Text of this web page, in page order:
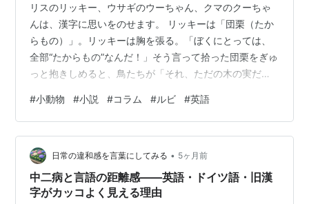
リスのリッキー、ウサギのウーちゃん、クマのクーちゃ
んは、漢字に思いをのせます。 リッキーは「団栗（たか
らもの）」。リッキーは胸を張る。「ぼくにとっては、
全部“たからもの”なんだ！」そう言って拾った団栗をぎゅ
っと抱きしめると、鳥たちが「それ、ただの木の実だ
「見る人が変われば、価値も変わるのさ！」 ウーちゃん
は「足跡（みちしるべ）」。「わたしの足跡は、みんな
を導く道なの！」。警戒心が強く、耳を澄ませて危険を
察知しながら先頭を跳ねていくウーちゃんが雪原に残す
一歩一歩の「足跡」は、後ろからついてくる小さな仲間
たちが迷わずに進むための安全な「みちしるべ」…
#小動物 #小説 #コラム #ルビ #英語
日常の違和感を言葉にしてみる • 5ヶ月前
中二病と言語の距離感――英語・ドイツ語・旧漢
字がカッコよく見える理由